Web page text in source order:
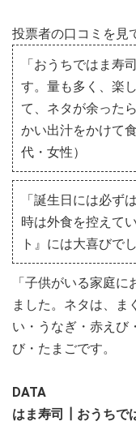
投票者の口コミを見
「おうちではま寿
す。量も多く、楽
て、ネタが余った
かい出汁をかけて
代・女性）
「誕生日には必ず
時は外食を控えて
ト』には大喜びで
「子供がいる家庭
ました。ネタは、ま
い・うなぎ・赤えび
び・たまごです。
DATA
はま寿司┃おうちで